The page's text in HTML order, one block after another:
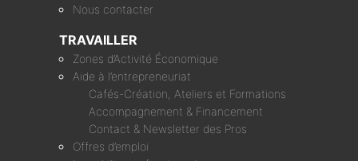
Nous contacter
TRAVAILLER
Zones d’Activité Économique
Aide à l’entrepreneuriat
Cafés-Création, Ateliers et Formations
Accompagnement & Financement
Contact & Newsletter des Pros
Offres d’emploi